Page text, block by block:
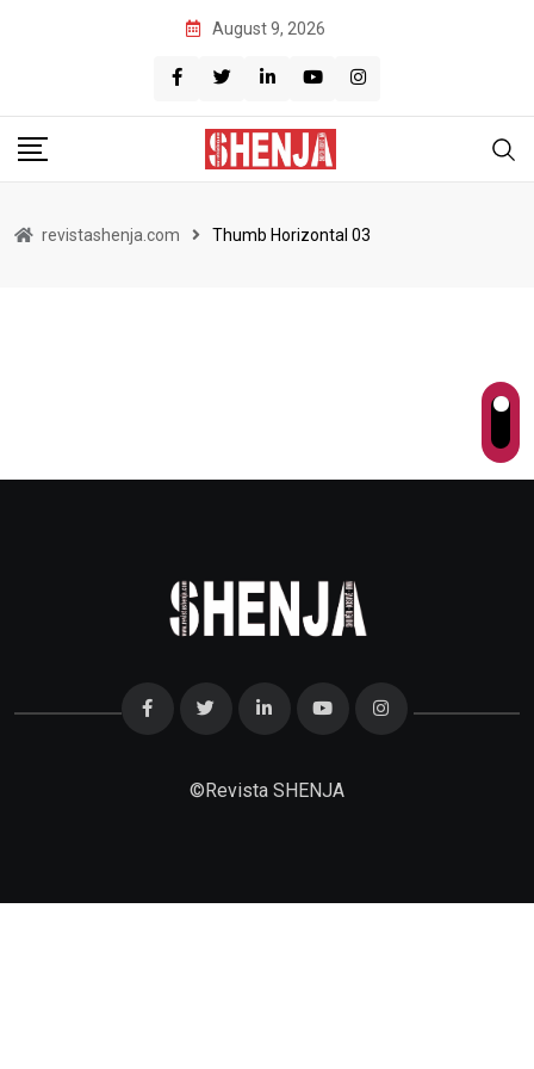
August 9, 2026
revistashenja.com Thumb Horizontal 03
©Revista SHENJA